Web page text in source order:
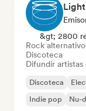
&gt; 2800
Rock alternativo
Discoteca
Difundir artistas
Discoteca
Indie pop
Nu-